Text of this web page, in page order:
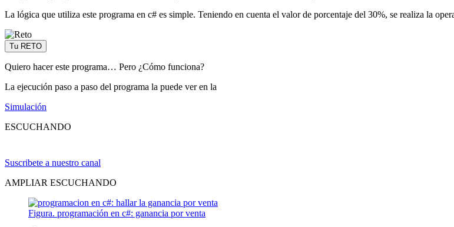
La lógica que utiliza este programa en c# es simple. Teniendo en cuenta el valor de porcentaje del 30%, se realiza la
Tu RETO
Quiero hacer este programa… Pero ¿Cómo funciona?
La ejecución paso a paso del programa la puede ver en la
Simulación
ESCUCHANDO
Suscribete a nuestro canal
AMPLIAR ESCUCHANDO
Figura. programación en c#: ganancia por venta